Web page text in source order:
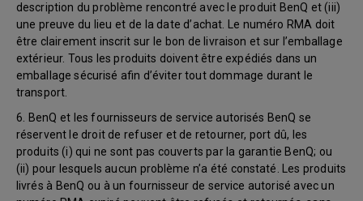
description du problème rencontré avec le produit BenQ et (iii)
une preuve du lieu et de la date d’achat. Le numéro RMA doit
être clairement inscrit sur le bon de livraison et sur l’emballage
extérieur. Tous les produits doivent être expédiés dans un
emballage sécurisé afin d’éviter tout dommage durant le
transport.
6. BenQ et les fournisseurs de service autorisés BenQ se
réservent le droit de refuser et de retourner, port dû, les
produits (i) qui ne sont pas couverts par la garantie BenQ; ou
(ii) pour lesquels aucun problème n’a été constaté. Les produits
livrés à BenQ ou à un fournisseur de service autorisé avec un